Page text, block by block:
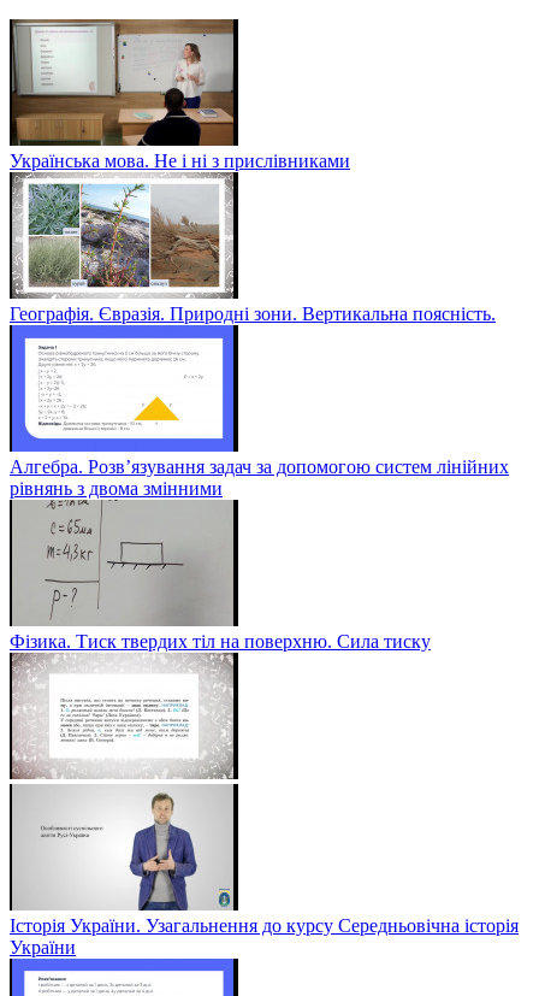
Українська мова. Не і ні з прислівниками
Географія. Євразія. Природні зони. Вертикальна поясність.
Алгебра. Розв’язування задач за допомогою систем лінійних
рівнянь з двома змінними
Фізика. Тиск твердих тіл на поверхню. Сила тиску
Історія України. Узагальнення до курсу Середньовічна історія
України